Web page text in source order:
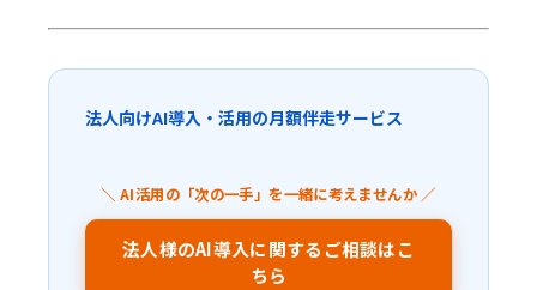
法人向けAI導入・活用の月額伴走サービス
＼ AI活用の「次の一手」を一緒に考えませんか ／
法人様のAI導入に関するご相談はこ
ちら